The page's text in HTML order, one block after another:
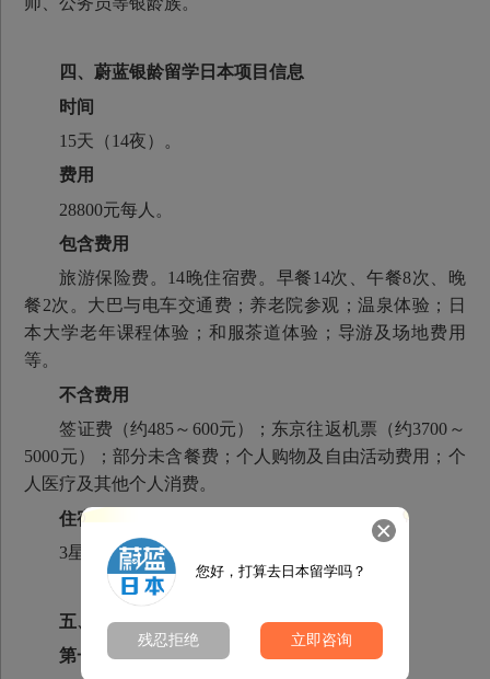
四、蔚蓝银龄留学日本项目信息
时间
15天（14夜）。
费用
28800元每人。
包含费用
旅游保险费。14晚住宿费。早餐14次、午餐8次、晚
餐2次。大巴与电车交通费；养老院参观；温泉体验；日
本大学老年课程体验；和服茶道体验；导游及场地费用
等。
不含费用
签证费（约485～600元）；东京往返机票（约3700～
5000元）；部分未含餐费；个人购物及自由活动费用；个
人医疗及其他个人消费。
住宿标准
3星级及以上宾馆，单人间或双人间。
五、 蔚蓝银龄留学日本项目内容
第一阶段：行前线上学习
您好，打算去日本留学吗？
残忍拒绝 立即咨询